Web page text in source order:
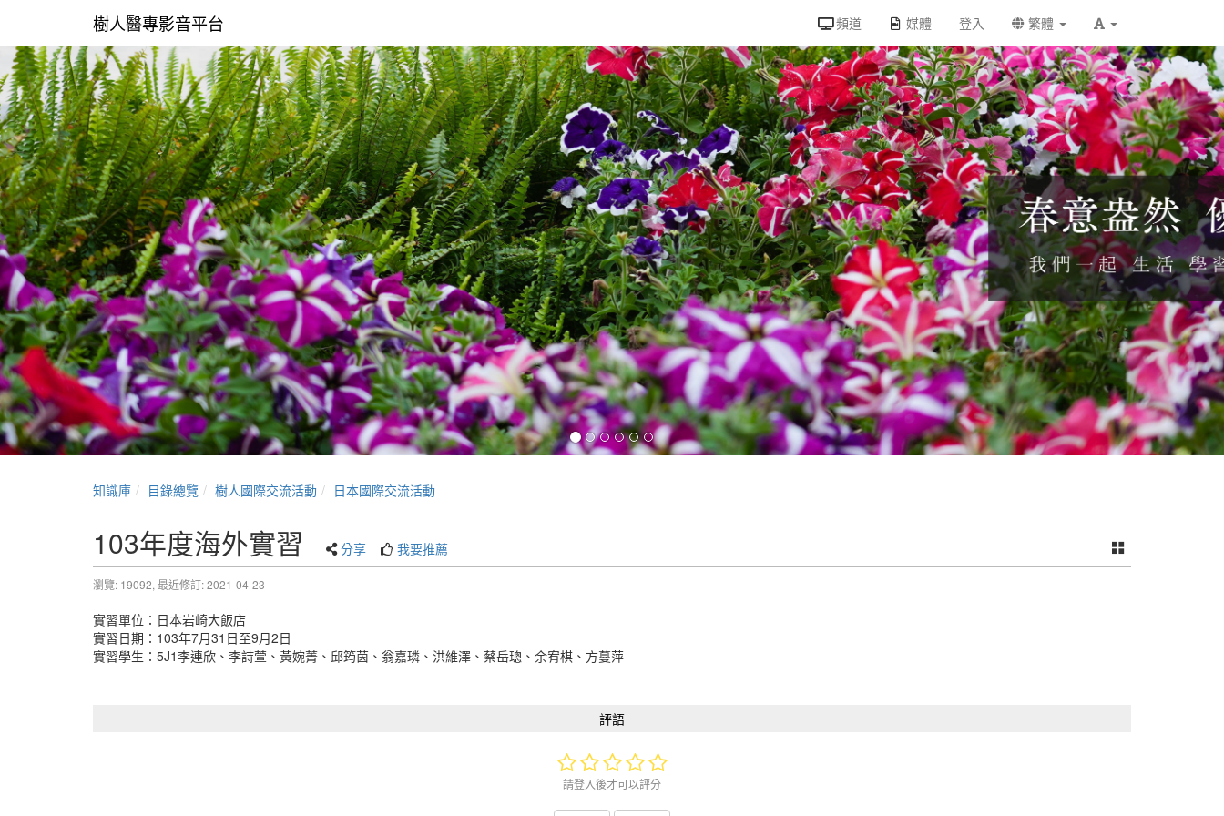
樹人醫專影音平台 頻道 媒體 登入 繁體
知識庫 目錄總覽 樹人國際交流活動 日本國際交流活動
103年度海外實習 分享 我要推薦
瀏覽: 19092, 最近修訂: 2021-04-23
實習單位：日本岩崎大飯店
實習日期：103年7月31日至9月2日
實習學生：5J1李連欣、李詩萱、黃婉菁、邱筠茵、翁嘉璘、洪維澤、蔡岳璁、余宥棋、方蔓萍
評語
請登入後才可以評分